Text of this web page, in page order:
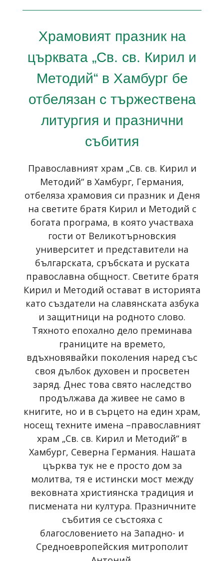
Храмовият празник на
църквата „Св. св. Кирил и
Методий“ в Хамбург бе
отбелязан с тържествена
литургия и празнични
събития
Православният храм „Св. св. Кирил и
Методий“ в Хамбург, Германия,
отбеляза храмовия си празник и Деня
на светите братя Кирил и Методий с
богата програма, в която участваха
гости от Великотърновския
университет и представители на
българската, сръбската и руската
православна общност. Светите братя
Кирил и Методий остават в историята
като създатели на славянската азбука
и защитници на родното слово.
Тяхното епохално дело преминава
границите на времето,
вдъхновявайки поколения наред със
своя дълбок духовен и просветен
заряд. Днес това свято наследство
продължава да живее не само в
книгите, но и в сърцето на един храм,
носещ техните имена –православният
храм „Св. св. Кирил и Методий“ в
Хамбург, Северна Германия. Нашата
църква тук не е просто дом за
молитва, тя е истински мост между
вековната християнска традиция и
писмената ни култура. Празничните
събития се състояха с
благословението на Западно- и
Средноевропейския митрополит